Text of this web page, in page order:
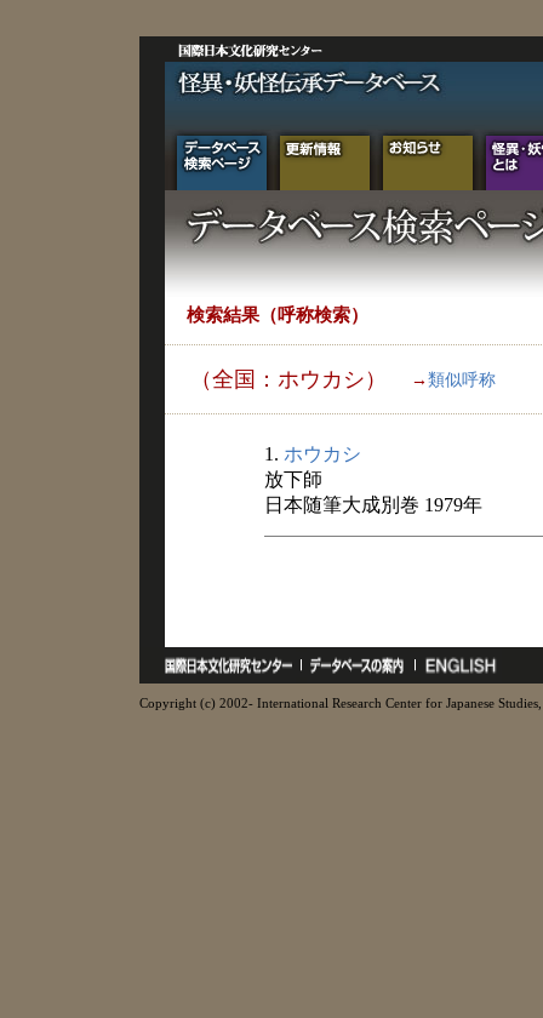
検索結果（呼称検索）
（全国：ホウカシ） → 類似呼称
1. ホウカシ
放下師
日本随筆大成別巻 1979年
Copyright (c) 2002- International Research Center for Japanese